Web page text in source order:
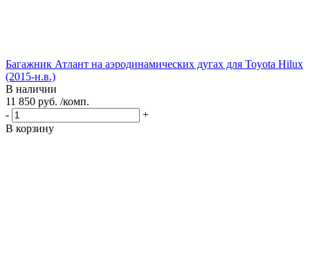
Багажник Атлант на аэродинамических дугах для Toyota Hilux
(2015-н.в.)
В наличии
11 850 руб. /комп.
-
+
В корзину